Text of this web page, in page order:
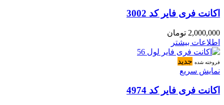
اکانت فری فایر کد 3002
2,000,000 تومان
اطلاعات بیشتر
فروخته شده جدید
نمایش سریع
اکانت فری فایر کد 4974